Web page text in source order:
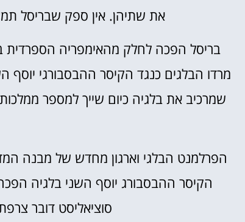
את שתיהן. אין ספק שבריסל
מרדו הבלגים כנגד הקיסר ההבסבורגי יוסף
שמרכיב את בלגיה כיום שייך למספר
הקיסר ההבסבורג יוסף השני בלגיה
סוציאליסט דובר